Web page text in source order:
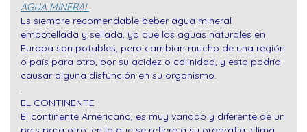
AGUA MINERAL
Es siempre recomendable beber agua mineral
embotellada y sellada, ya que las aguas naturales en
Europa son potables, pero cambian mucho de una región
o país para otro, por su acidez o calinidad, y esto podría
causar alguna disfunción en su organismo.
.
EL CONTINENTE
El continente Americano, es muy variado y diferente de un